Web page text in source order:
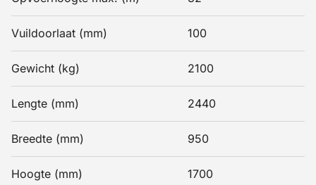
Vuildoorlaat (mm) 100
Gewicht (kg) 2100
Lengte (mm) 2440
Breedte (mm) 950
Hoogte (mm) 1700